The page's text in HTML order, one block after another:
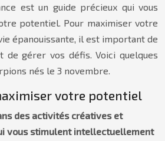
est un guide précieux qui vous
potentiel. Pour maximiser votre
épanouissante, il est important de
gérer vos défis. Voici quelques
nés le 3 novembre.
votre potentiel
des activités créatives et
vous stimulent intellectuellement